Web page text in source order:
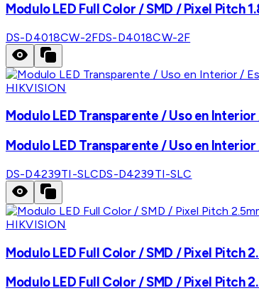
Modulo LED Full Color / SMD / Pixel Pitch
DS-D4018CW-2FDS-D4018CW-2F
HIKVISION
Modulo LED Transparente / Uso en
Modulo LED Transparente / Uso en
DS-D4239TI-SLCDS-D4239TI-SLC
HIKVISION
Modulo LED Full Color / SMD / Pixel Pitch
Modulo LED Full Color / SMD / Pixel Pitch